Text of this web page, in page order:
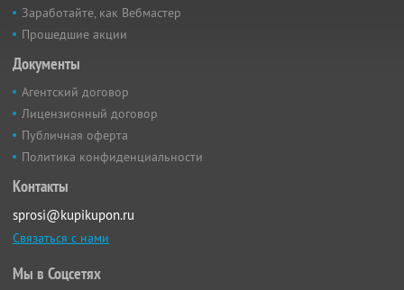
Заработайте, как Вебмастер
Прошедшие акции
Документы
Агентский договор
Лицензионный договор
Публичная оферта
Политика конфиденциальности
Контакты
sprosi@kupikupon.ru
Связаться с нами
Мы в Соцсетях